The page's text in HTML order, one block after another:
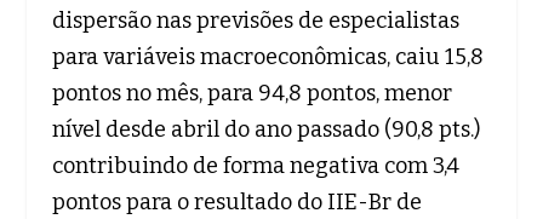
dispersão nas previsões de especialistas
para variáveis macroeconômicas, caiu 15,8
pontos no mês, para 94,8 pontos, menor
nível desde abril do ano passado (90,8 pts.)
contribuindo de forma negativa com 3,4
pontos para o resultado do IIE-Br de